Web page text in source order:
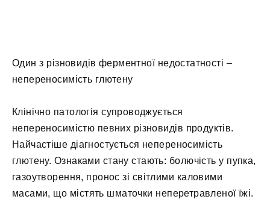
Один з різновидів ферментної недостатності –
непереносимість глютену
Клінічно патологія супроводжується
непереносимістю певних різновидів продуктів.
Найчастіше діагностується непереносимість
глютену. Ознаками стану стають: болючість у пупка,
газоутворення, пронос зі світлими каловими
масами, що містять шматочки неперетравленої їжі.